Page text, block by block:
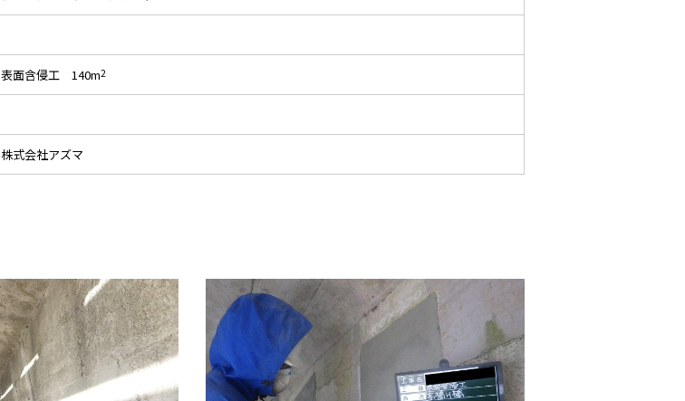
表面含侵工 140m2
株式会社アズマ